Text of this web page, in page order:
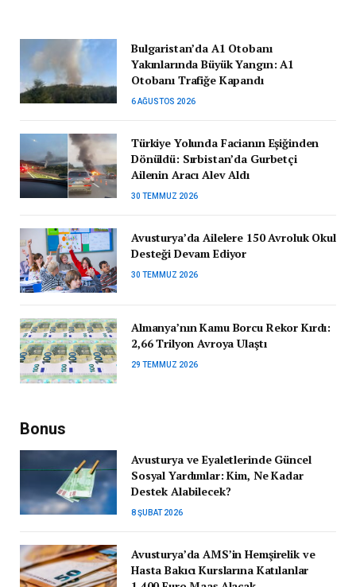
Bulgaristan’da A1 Otobanı
Yakınlarında Büyük Yangın: A1
Otobanı Trafiğe Kapandı
6 AĞUSTOS 2026
Türkiye Yolunda Facianın Eşiğinden
Dönüldü: Sırbistan’da Gurbetçi
Ailenin Aracı Alev Aldı
30 TEMMUZ 2026
Avusturya’da Ailelere 150 Avroluk Okul
Desteği Devam Ediyor
30 TEMMUZ 2026
Almanya’nın Kamu Borcu Rekor Kırdı:
2,66 Trilyon Avroya Ulaştı
29 TEMMUZ 2026
Bonus
Avusturya ve Eyaletlerinde Güncel
Sosyal Yardımlar: Kim, Ne Kadar
Destek Alabilecek?
8 ŞUBAT 2026
Avusturya’da AMS’in Hemşirelik ve
Hasta Bakıcı Kurslarına Katılanlar